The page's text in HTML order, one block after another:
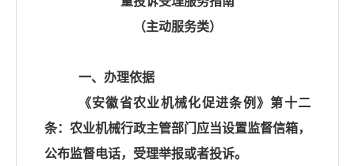
（主动服务类）
一、办理依据
《安徽省农业机械化促进条例》第十二
条：农业机械行政主管部门应当设置监督信箱，
公布监督电话，受理举报或者投诉。